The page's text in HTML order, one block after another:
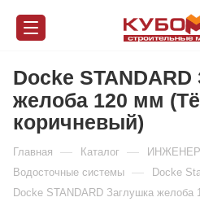
Docke STANDARD
желоба 120 мм
коричневый)
Главная — Каталог —
Водосточные системы — Docke
Docke STANDARD Заглушка